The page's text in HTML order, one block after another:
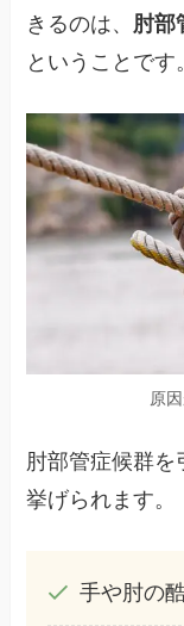
きるのは、 肘部
ということです
原
肘部管症候群を
挙げられます。
手や肘の